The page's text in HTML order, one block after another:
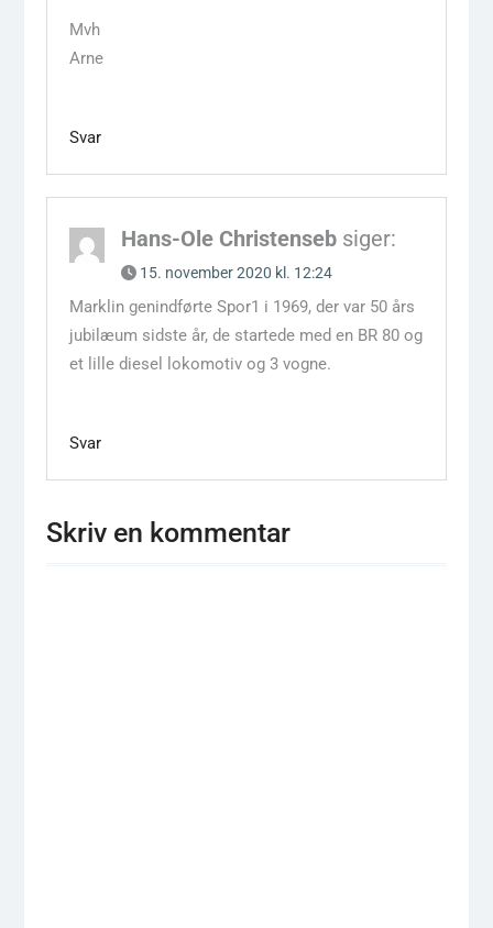
Mvh
Arne
Svar
Hans-Ole Christenseb siger:
15. november 2020 kl. 12:24
Marklin genindførte Spor1 i 1969, der var 50 års
jubilæum sidste år, de startede med en BR 80 og
et lille diesel lokomotiv og 3 vogne.
Svar
Skriv en kommentar